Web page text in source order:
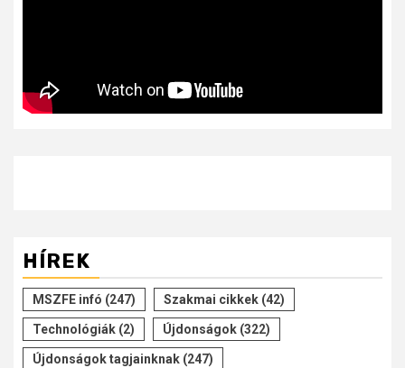
HÍREK
MSZFE infó (247) Szakmai cikkek (42)
Technológiák (2) Újdonságok (322)
Újdonságok tagjainknak (247)